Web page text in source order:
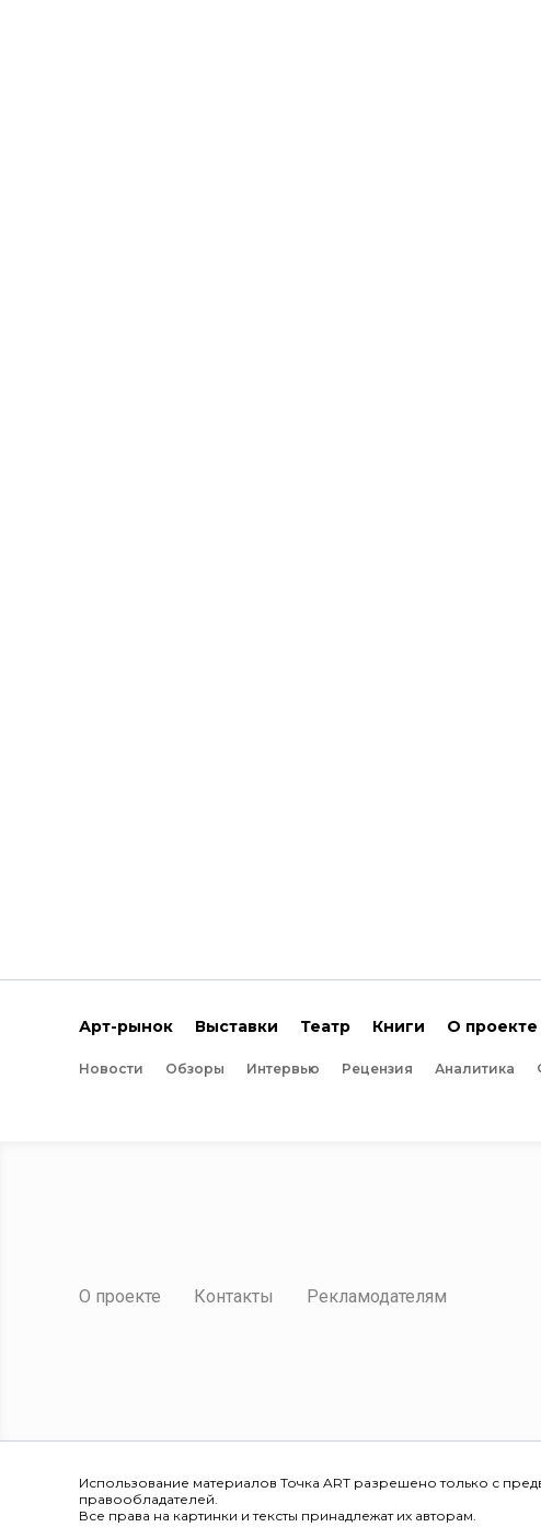
Арт-рынок Выставки Театр Книги О проекте
Новости Обзоры Интервью Рецензия Аналитика
О проекте Контакты Рекламодателям
Использование материалов Точка ART разрешено только с
правообладателей.
Все права на картинки и тексты принадлежат их авторам.